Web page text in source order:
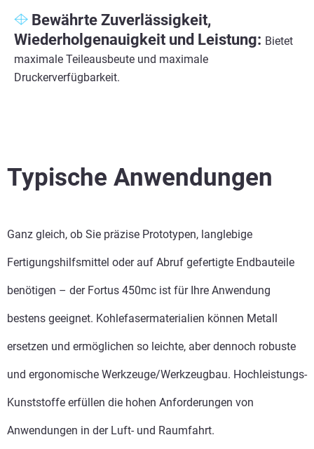
Bewährte Zuverlässigkeit,
Wiederholgenauigkeit und Leistung: Bietet
maximale Teileausbeute und maximale
Druckerverfügbarkeit.
Typische Anwendungen
Ganz gleich, ob Sie präzise Prototypen, langlebige
Fertigungshilfsmittel oder auf Abruf gefertigte Endbauteile
benötigen – der Fortus 450mc ist für Ihre Anwendung
bestens geeignet. Kohlefasermaterialien können Metall
ersetzen und ermöglichen so leichte, aber dennoch robuste
und ergonomische Werkzeuge/Werkzeugbau. Hochleistungs-
Kunststoffe erfüllen die hohen Anforderungen von
Anwendungen in der Luft- und Raumfahrt.